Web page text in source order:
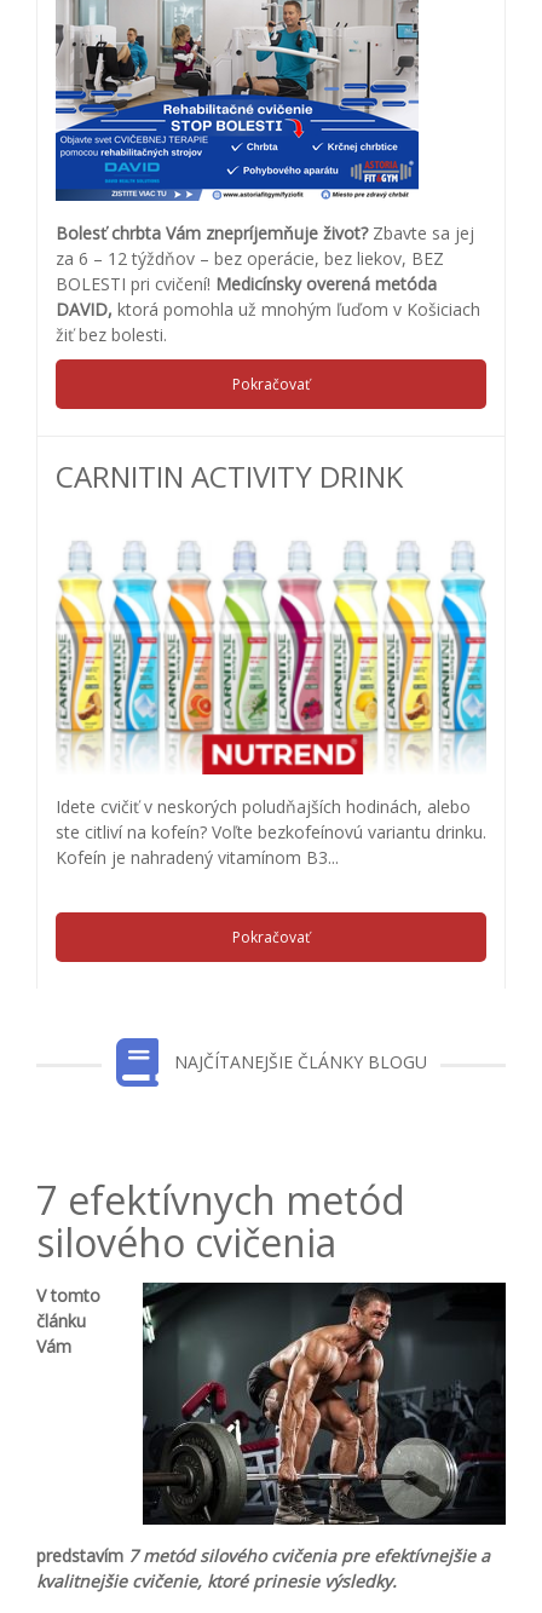
Bolesť chrbta Vám znepríjemňuje život? Zbavte sa jej
za 6 – 12 týždňov – bez operácie, bez liekov, BEZ
BOLESTI pri cvičení! Medicínsky overená metóda
DAVID, ktorá pomohla už mnohým ľuďom v Košiciach
žiť bez bolesti.
Pokračovať
CARNITIN ACTIVITY DRINK
Idete cvičiť v neskorých poludňajších hodinách, alebo
ste citliví na kofeín? Voľte bezkofeínovú variantu drinku.
Kofeín je nahradený vitamínom B3...
Pokračovať
NAJČÍTANEJŠIE ČLÁNKY BLOGU
7 efektívnych metód
silového cvičenia
V tomto
článku
Vám
predstavím 7 metód silového cvičenia pre efektívnejšie a
kvalitnejšie cvičenie, ktoré prinesie výsledky.